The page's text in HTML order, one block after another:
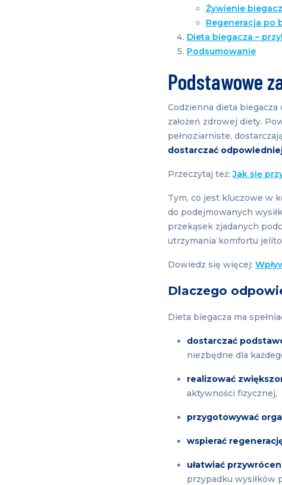
Żywienie
Regeneracja po
Dieta biegacza –
Podsumowanie
Podstawowe
Codzienna dieta
założeń zdrowej diety.
pełnoziarniste,
dostarczać
Przeczytaj też:Jak się
Tym, co jest kluczowe w
do podejmowanych
przekąsek zjadanych
utrzymania komfortu
Dowiedz się więcej:
Dlaczego
Dieta biegacza ma
dostarczać
niezbędne dla
realizować
aktywności fizycznej,
przygotowywać
wspierać
ułatwiać
przypadku wysiłków